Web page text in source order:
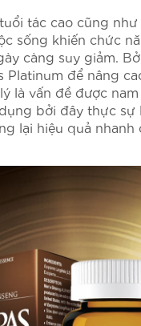
tác cao cũng
sống khiến chức
càng suy giảm.
Platinum để nâng
là vấn đề được
bởi đây thực sự
lại hiệu quả nhanh